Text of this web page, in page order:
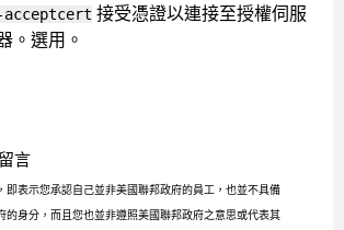
acceptcert 接受憑證以連接至授權伺服
。選用。
言
即表示您承認自己並非美國聯邦政府的員工，也並不具備
的身分，而且您也並非遵照美國聯邦政府之意思或代表其